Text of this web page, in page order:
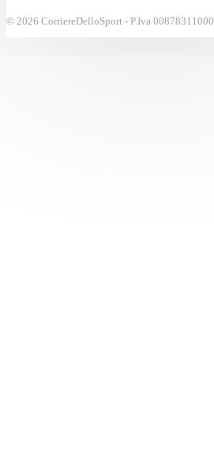
© 2026 CorriereDelloSport - P.Iva 00878311000